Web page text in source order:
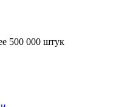
500 000 штук